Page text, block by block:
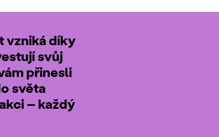
vzniká díky
svůj
přinesli
světa
– každý